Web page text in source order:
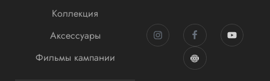
Коллекция
Аксессуары
Фильмы кампании